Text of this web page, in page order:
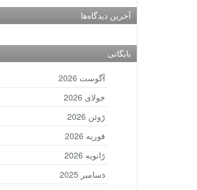
آخرین دیدگاه‌ها
بایگانی
آگوست 2026
جولای 2026
ژوئن 2026
فوریه 2026
ژانویه 2026
دسامبر 2025